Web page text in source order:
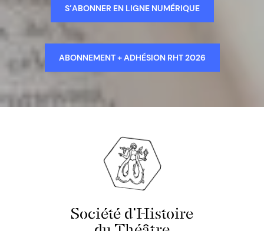
S’ABONNER EN LIGNE NUMÉRIQUE
ABONNEMENT + ADHÉSION RHT 2026
Société d'Histoire